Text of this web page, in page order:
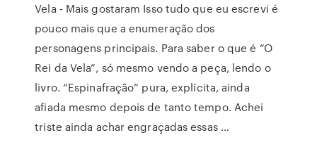
Vela - Mais gostaram Isso tudo que eu escrevi é
pouco mais que a enumeração dos
personagens principais. Para saber o que é “O
Rei da Vela”, só mesmo vendo a peça, lendo o
livro. “Espinafração” pura, explícita, ainda
afiada mesmo depois de tanto tempo. Achei
triste ainda achar engraçadas essas …